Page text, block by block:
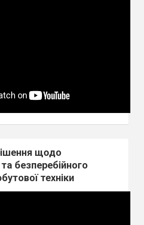
щодо
безперебійного
техніки